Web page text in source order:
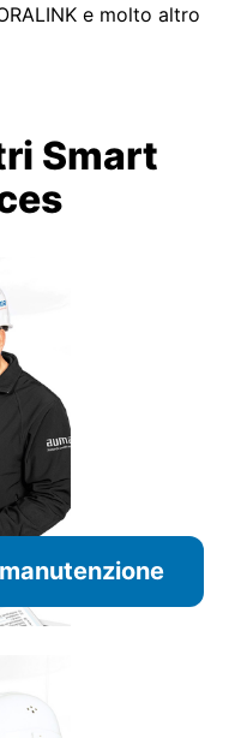
e molto altro
Smart